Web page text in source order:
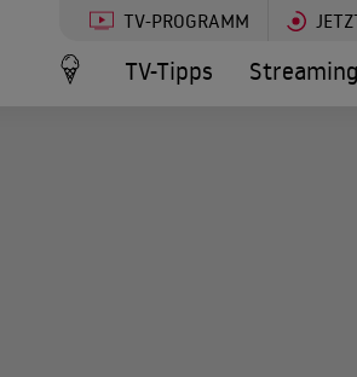
TV-PROGRAMM
TV-Tipps Streaming